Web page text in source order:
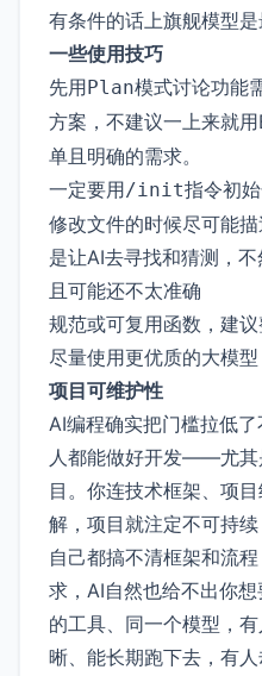
有条件的话上旗舰模型是
一些使用技巧
先用Plan模式讨论功能
方案 ，不建议一上来就
单且明确的需求。
一定要用/init指令初
修改文件的时候尽可能
是让AI去寻找和猜测，
且可能还不太准确
规范或可复用函数，建
尽量使用更优质的大模型
项目可维护性
AI编程确实把门槛拉低
人都能做好开发——尤其
目。你连技术框架、项
解，项目就注定不可持续
自己都搞不清框架和流
求，AI自然也给不出你
的工具、同一个模型，
晰、能长期跑下去，有